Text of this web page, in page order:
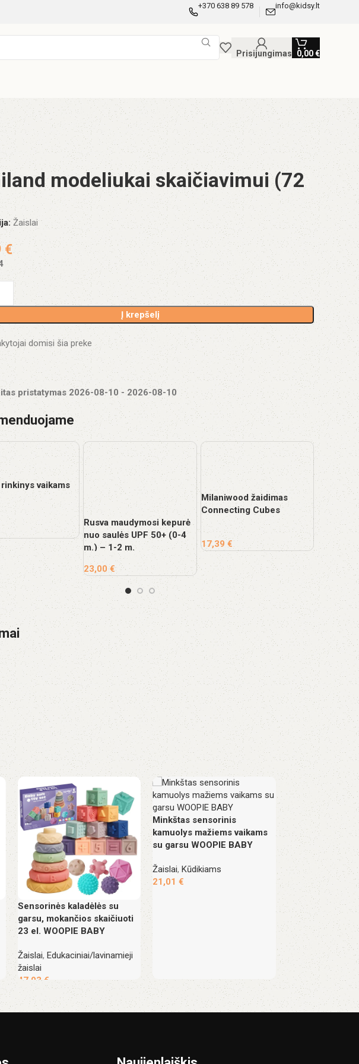
+370 638 89 578 info@kidsy.lt
Prisijungimas 0,00€
modeliukai skaičiavimui (72
Žaislai
€
Į krepšelį
domisi šia preke
pristatymas2026-08-10 -2026-08-10
vaikams
Rusva maudymosi kepurė
nuo saulės UPF 50+ (0-4
m.) – 1-2 m.
23,00€
Milaniwood žaidimas
Connecting Cubes
17,39 €
Mėlyni
vaikams
27,00 €
Sensorinės kaladėlės su
garsu, mokančios skaičiuoti
23 el. WOOPIE BABY
Žaislai, Edukaciniai/lavinamieji
žaislai
47,93€
Minkštas sensorinis
kamuolys mažiems vaikams
su garsu WOOPIE BABY
Žaislai, Kūdikiams
21,01 €
WOOPIE BABY
kūdikio žaislas
melodijomis
Žaislai ,Kūdikiams
29,92